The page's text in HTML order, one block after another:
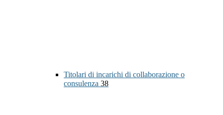
Titolari di incarichi di collaborazione o
consulenza 38